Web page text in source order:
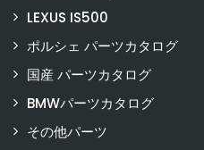
LEXUS IS500
ポルシェ パーツカタログ
国産 パーツカタログ
BMWパーツカタログ
その他パーツ